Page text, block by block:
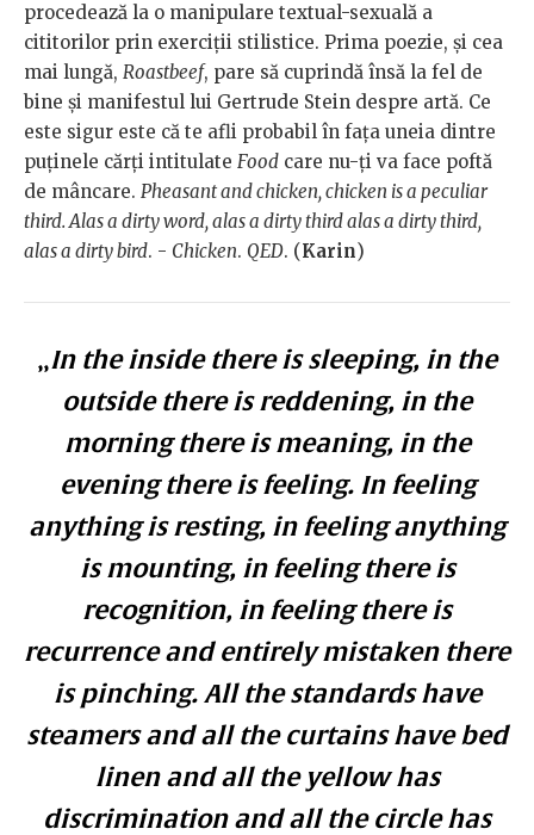
procedează la o manipulare textual-sexuală a
cititorilor prin exerciții stilistice. Prima poezie, și cea
mai lungă, Roastbeef, pare să cuprindă însă la fel de
bine și manifestul lui Gertrude Stein despre artă. Ce
este sigur este că te afli probabil în fața uneia dintre
puținele cărți intitulate Food care nu-ți va face poftă
de mâncare. Pheasant and chicken, chicken is a peculiar
third. Alas a dirty word, alas a dirty third alas a dirty third,
alas a dirty bird. - Chicken. QED. (Karin)
„In the inside there is sleeping, in the
outside there is reddening, in the
morning there is meaning, in the
evening there is feeling. In feeling
anything is resting, in feeling anything
is mounting, in feeling there is
recognition, in feeling there is
recurrence and entirely mistaken there
is pinching. All the standards have
steamers and all the curtains have bed
linen and all the yellow has
discrimination and all the circle has